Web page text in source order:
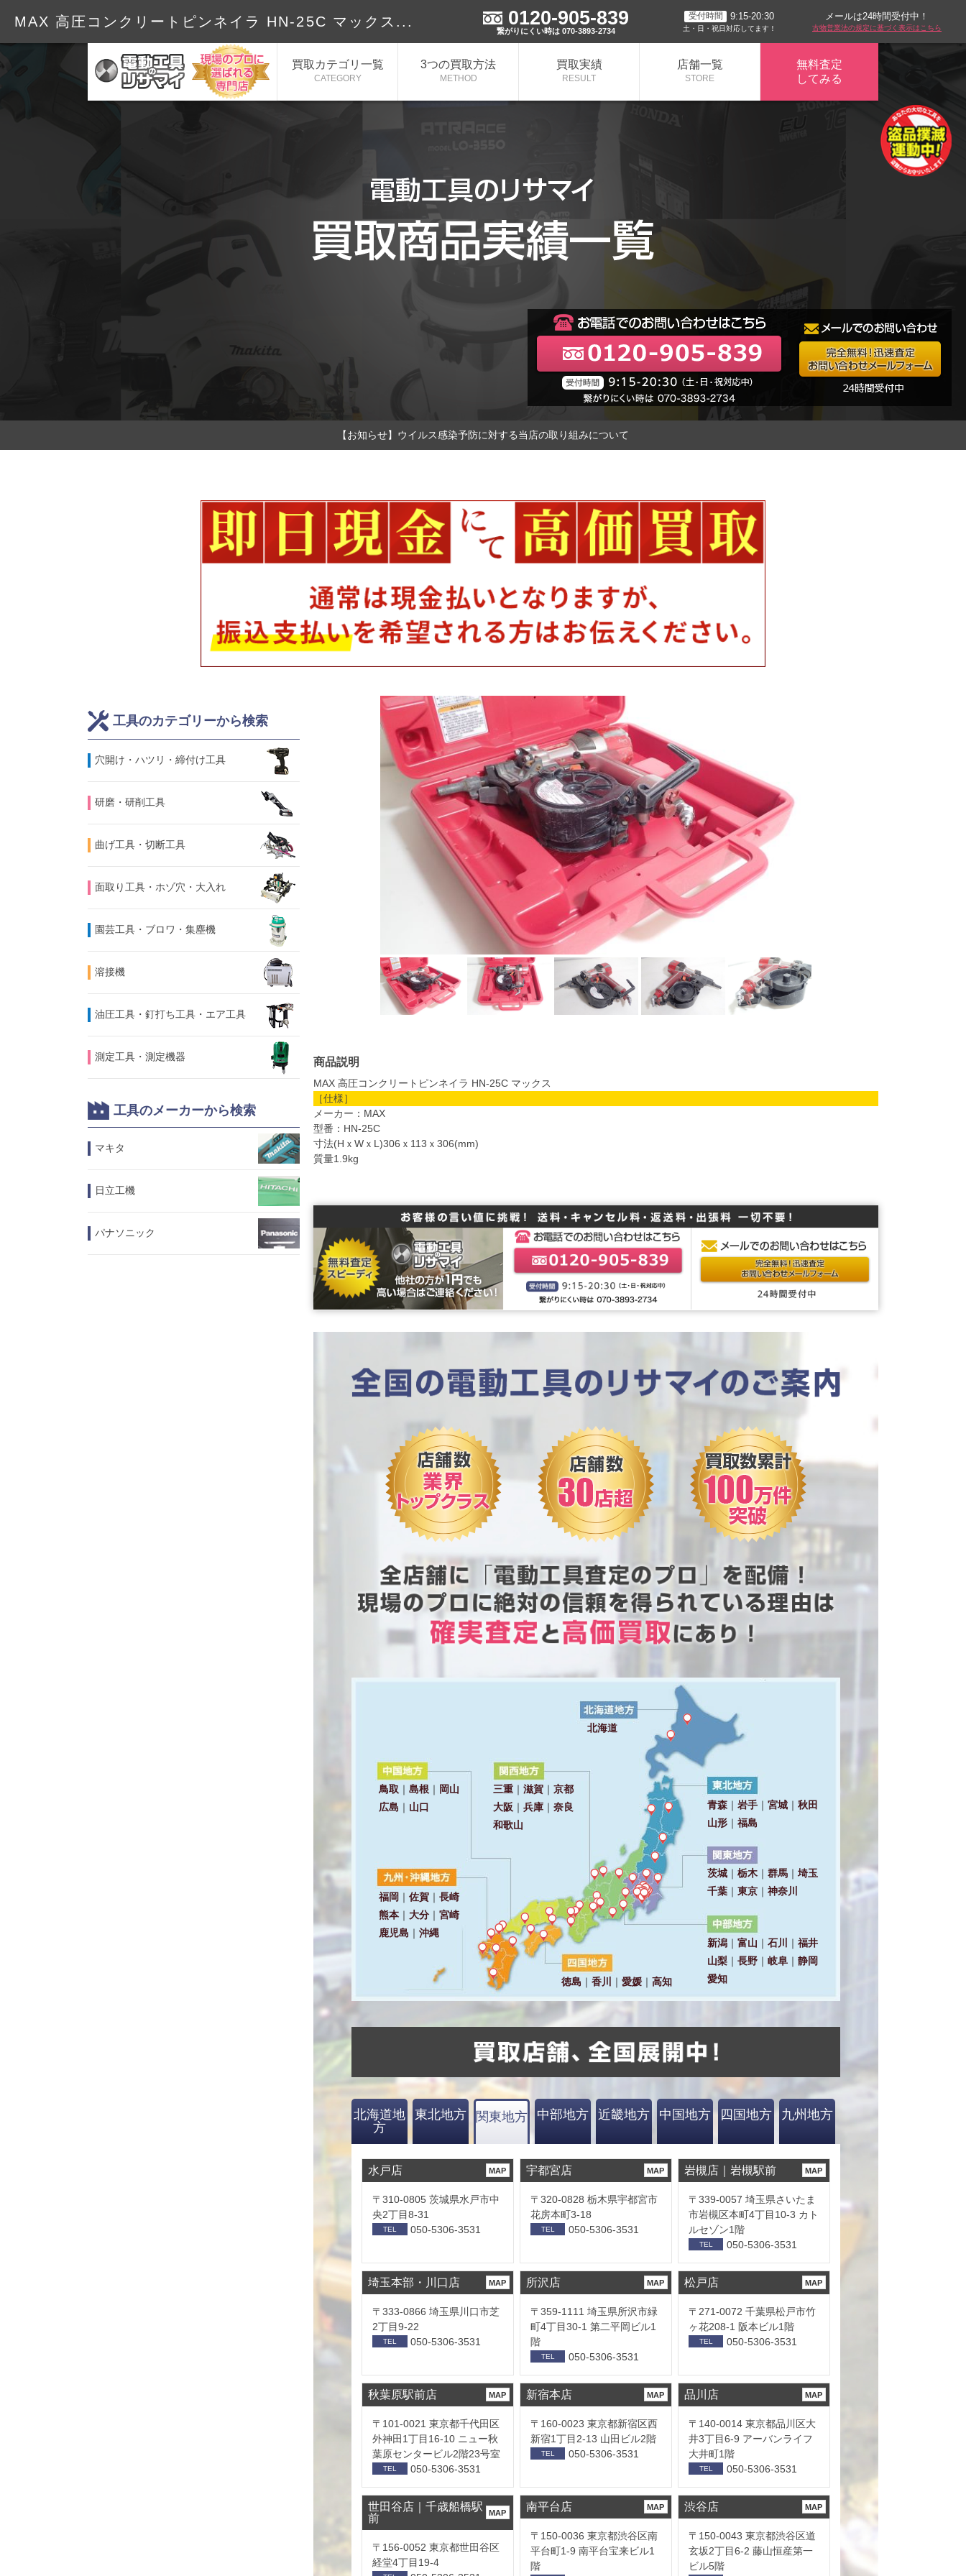
MAX 高圧コンクリートピンネイラ HN-25C マックス... 0120-905-839
繋がりにくい時は 070-3893-2734
受付時間 9:15-20:30
土・日・祝日対応してます！
メールは24時間受付中！
古物営業法の規定に基づく表示はこちら
買取カテゴリ一覧
CATEGORY
3つの買取方法
METHOD
買取実績
RESULT
店舗一覧
STORE
無料査定
してみる
【お知らせ】ウイルス感染予防に対する当店の取り組みについて
工具のカテゴリーから検索
⽳開け・ハツリ・締付け工具
研磨・研削工具
曲げ工具・切断工具
面取り工具・ホゾ穴・大入れ
園芸工具・ブロワ・集塵機
溶接機
油圧工具・釘打ち工具・エア工具
測定工具・測定機器
工具のメーカーから検索
マキタ
日立工機
パナソニック
商品説明
MAX 高圧コンクリートピンネイラ HN-25C マックス
［仕様］
メーカー：MAX
型番：HN-25C
寸法(HｘWｘL)306ｘ113ｘ306(mm)
質量1.9kg
北海道地
方
東北地方 関東地方 中部地方 近畿地方 中国地方 四国地方 九州地方
水戸店 MAP
〒310-0805 茨城県水戸市中
央2丁目8-31
TEL 050-5306-3531
宇都宮店 MAP
〒320-0828 栃木県宇都宮市
花房本町3-18
TEL 050-5306-3531
岩槻店｜岩槻駅前 MAP
〒339-0057 埼玉県さいたま
市岩槻区本町4丁目10-3 カト
ルセゾン1階
TEL 050-5306-3531
埼玉本部・川口店 MAP
〒333-0866 埼玉県川口市芝
2丁目9-22
TEL 050-5306-3531
所沢店 MAP
〒359-1111 埼玉県所沢市緑
町4丁目30-1 第二平岡ビル1
階
TEL 050-5306-3531
松戸店 MAP
〒271-0072 千葉県松戸市竹
ヶ花208-1 阪本ビル1階
TEL 050-5306-3531
秋葉原駅前店 MAP
〒101-0021 東京都千代田区
外神田1丁目16-10 ニュー秋
葉原センタービル2階23号室
TEL 050-5306-3531
新宿本店 MAP
〒160-0023 東京都新宿区西
新宿1丁目2-13 山田ビル2階
TEL 050-5306-3531
品川店 MAP
〒140-0014 東京都品川区大
井3丁目6-9 アーバンライフ
大井町1階
TEL 050-5306-3531
世田谷店｜千歳船橋駅
前
MAP
〒156-0052 東京都世田谷区
経堂4丁目19-4
南平台店 MAP
〒150-0036 東京都渋谷区南
平台町1-9 南平台宝来ビル1
階
渋谷店 MAP
〒150-0043 東京都渋谷区道
玄坂2丁目6-2 藤山恒産第一
ビル5階